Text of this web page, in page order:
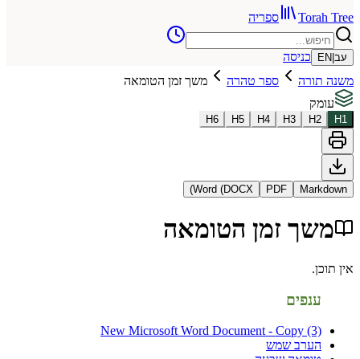
ספריה
כניסה
ספר טהרה
משך זמן הטומאה
H3
H4
H5
H6
PDF
Word (DOCX)
זמן הטומאה
New Microsoft Word Document - Copy
שמש